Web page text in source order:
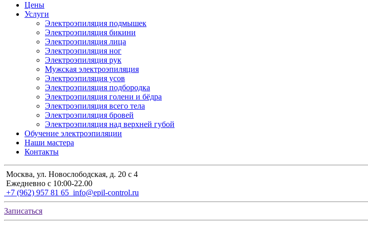
Цены
Услуги
Электроэпиляция подмышек
Электроэпиляция бикини
Электроэпиляция лица
Электроэпиляция ног
Электроэпиляция рук
Мужская электроэпиляция
Электроэпиляция усов
Электроэпиляция подбородка
Электроэпиляция голени и бёдра
Электроэпиляция всего тела
Электроэпиляция бровей
Электроэпиляция над верхней губой
Обучение электроэпиляции
Наши мастера
Контакты
Москва, ул. Новослободская, д. 20 с 4
Ежедневно с 10:00-22.00
+7 (962) 957 81 65 info@epil-control.ru
Записаться